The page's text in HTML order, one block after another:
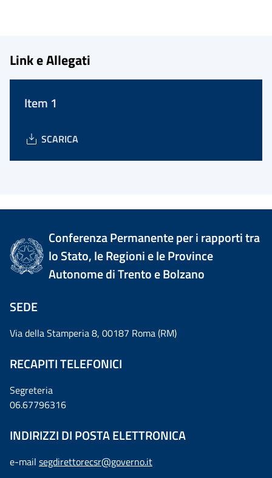
Link e Allegati
Item 1
SCARICA
Conferenza Permanente per i rapporti tra
lo Stato, le Regioni e le Province
Autonome di Trento e Bolzano
SEDE
Via della Stamperia 8, 00187 Roma (RM)
RECAPITI TELEFONICI
Segreteria
06.67796316
INDIRIZZI DI POSTA ELETTRONICA
e-mail segdirettorecsr@governo.it